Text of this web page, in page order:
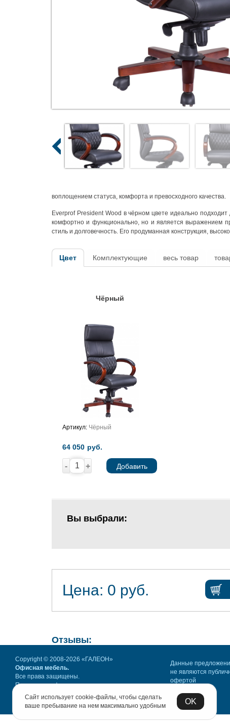
воплощением статуса, комфорта и превосходного качества.
Everprof President Wood в чёрном цвете идеально
комфортно и функционально, но и является выражением
стиль и долговечность. Его продуманная конструкция,
Цвет Комплектующие весь товар
Чёрный
Артикул: Чёрный
64 050 руб.
- + Добавить
Вы выбрали:
Цена: 0 руб.
Отзывы:
Copyright © 2008-2026 «ГАЛЕОН»
Офисная мебель.
Все права защищены.
Политика конфиденциальности
Данные
не являются
офертой
Сайт использует cookie-файлы, чтобы сделать
ваше пребывание на нем максимально удобным
OK